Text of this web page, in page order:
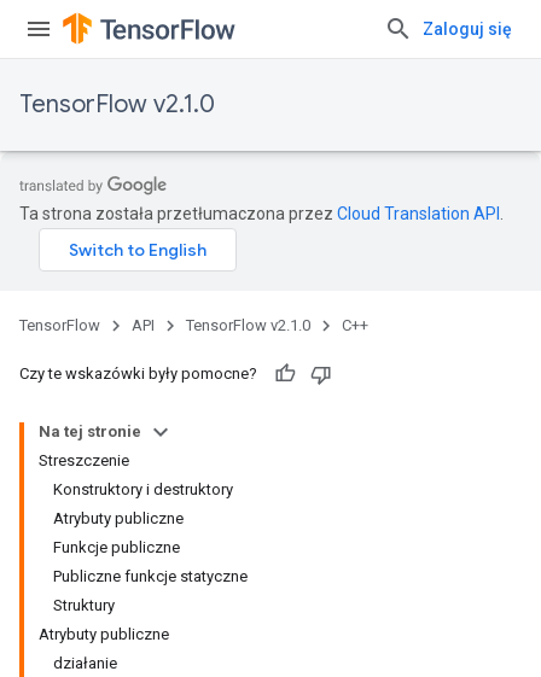
Zaloguj się
TensorFlow v2.1.0
Ta strona została przetłumaczona przez Cloud Translation API
TensorFlow API TensorFlow v2.1.0 C++
Czy te wskazówki były pomocne?
Na tej stronie
Streszczenie
Konstruktory i destruktory
Atrybuty publiczne
Funkcje publiczne
Publiczne funkcje statyczne
Struktury
Atrybuty publiczne
działanie